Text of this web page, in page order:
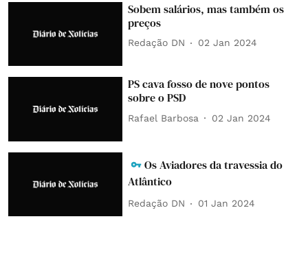
Sobem salários, mas também os
preços
Redação DN 02 Jan 2024
PS cava fosso de nove pontos
sobre o PSD
Rafael Barbosa 02 Jan 2024
Os Aviadores da travessia do
Atlântico
Redação DN 01 Jan 2024